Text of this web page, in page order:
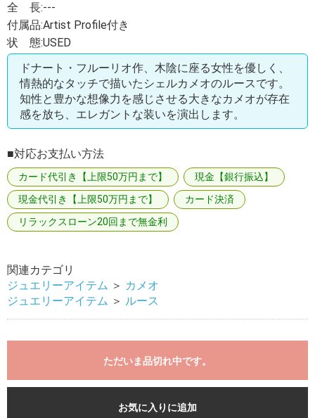
全 長:---
付属品:Artist Profile付き
状 態:USED
ドナート・フルーリオ作、木陰に座る女性を優しく、
情熱的なタッチで描いたシェルカメオのルースです。
知性と豊かな想像力を感じさせる大きなカメオが存在
感を放ち、エレガントな装いを演出します。
■対応お支払い方法
カード代引き【上限50万円まで】
現金【銀行振込】
現金代引き【上限50万円まで】
カード決済
リラックスローン20回まで無金利
関連カテゴリ
ジュエリーアイテム ＞ カメオ
ジュエリーアイテム ＞ ルース
ただいま品切れ中です。
お気に入りに追加